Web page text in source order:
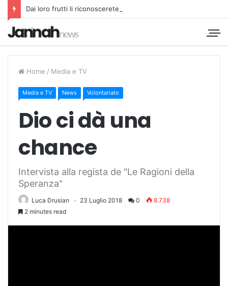
Dai loro frutti li riconoscerete
Home / Media e TV
Media e TV News Volontariato
Dio ci dà una
chance
Intervista alla regista de "Le Ragioni della
Speranza"
Luca Drusian 23 Luglio 2018 0
8.738
2 minutes read